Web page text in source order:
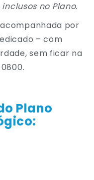
no Plano.
por
– com
sem ficar na
Plano